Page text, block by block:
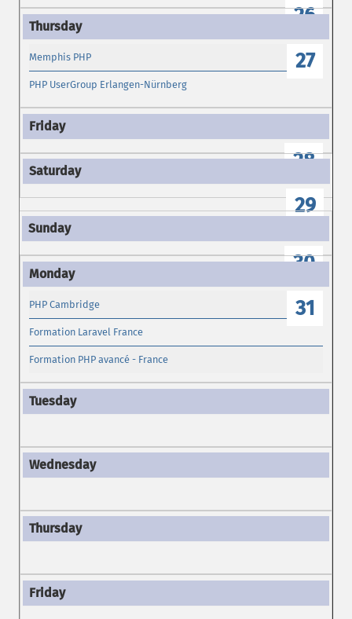
26
27
Memphis PHP
PHP UserGroup Erlangen-Nürnberg
28
29
30
31
PHP Cambridge
Formation Laravel France
Formation PHP avancé - France